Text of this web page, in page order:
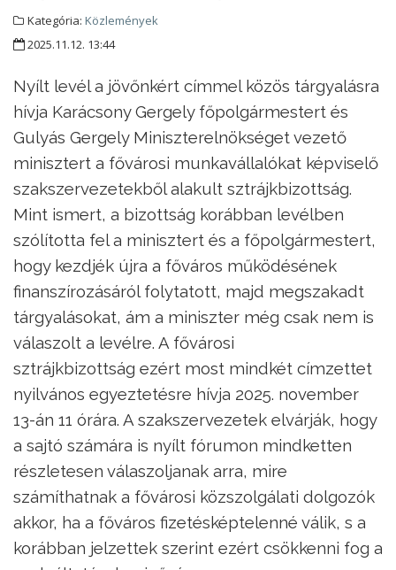
Kategória: Közlemények
2025.11.12. 13:44
Nyílt levél a jövőnkért címmel közös tárgyalásra
hívja Karácsony Gergely főpolgármestert és
Gulyás Gergely Miniszterelnökséget vezető
minisztert a fővárosi munkavállalókat képviselő
szakszervezetekből alakult sztrájkbizottság.
Mint ismert, a bizottság korábban levélben
szólította fel a minisztert és a főpolgármestert,
hogy kezdjék újra a főváros működésének
finanszírozásáról folytatott, majd megszakadt
tárgyalásokat, ám a miniszter még csak nem is
válaszolt a levélre. A fővárosi
sztrájkbizottság ezért most mindkét címzettet
nyilvános egyeztetésre hívja 2025. november
13-án 11 órára. A szakszervezetek elvárják, hogy
a sajtó számára is nyílt fórumon mindketten
részletesen válaszoljanak arra, mire
számíthatnak a fővárosi közszolgálati dolgozók
akkor, ha a főváros fizetésképtelenné válik, s a
korábban jelzettek szerint ezért csökkenni fog a